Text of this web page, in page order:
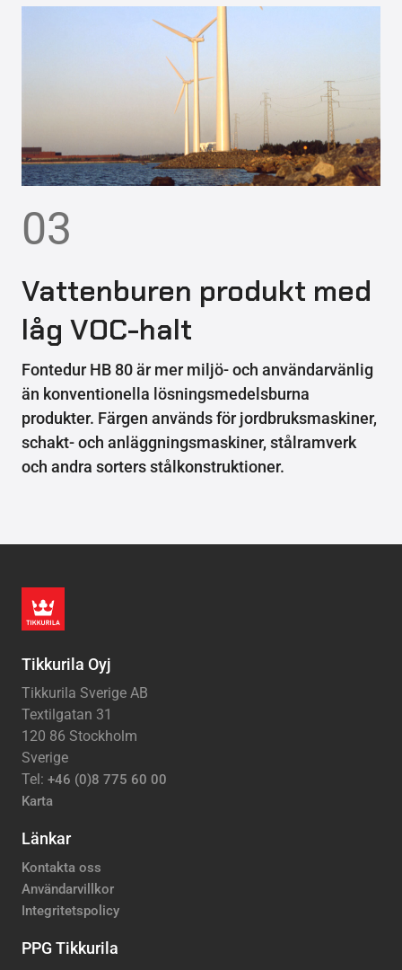
03
Vattenburen produkt med
låg VOC-halt
Fontedur HB 80 är mer miljö- och användarvänlig
än konventionella lösningsmedelsburna
produkter. Färgen används för jordbruksmaskiner,
schakt- och anläggningsmaskiner, stålramverk
och andra sorters stålkonstruktioner.
Tikkurila Oyj
Tikkurila Sverige AB
Textilgatan 31
120 86 Stockholm
Sverige
Tel: +46 (0)8 775 60 00
Karta
Länkar
Kontakta oss
Användarvillkor
Integritetspolicy
PPG Tikkurila